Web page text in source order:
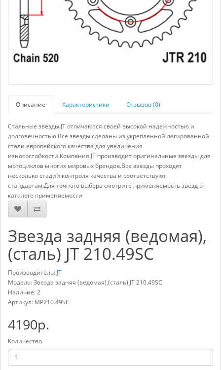
Описание Характеристики Отзывов (0)
Стальные звезды JT отличаются своей высокой надежностью и
долговечностью.Все звезды сделаны из укрепленной легированной
стали европейского качества для увеличения
износостойкости.Компания JT производит оригинальные звезды для
мотоциклов многих мировых брендов.Все звезды проходят
несколько стадий контроля качества и соответствуют
стандартам.Для точного выбора смотрите применяемость звезд в
каталоге применяемости
Звезда задняя (ведомая),
(сталь) JT 210.49SC
Производитель: JT
Модель: Звезда задняя (ведомая),(сталь) JT 210.49SC
Наличие: 2
Артикул: MP210.49SC
4190р.
Количество